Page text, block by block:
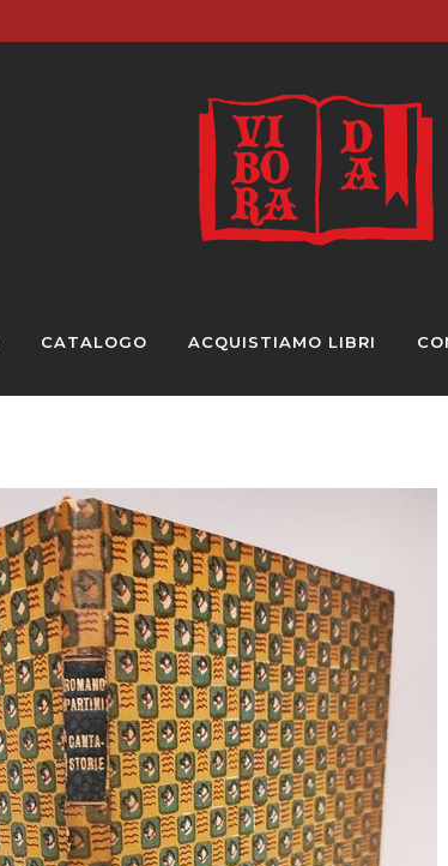
CATALOGO ACQUISTIAMO LIBRI